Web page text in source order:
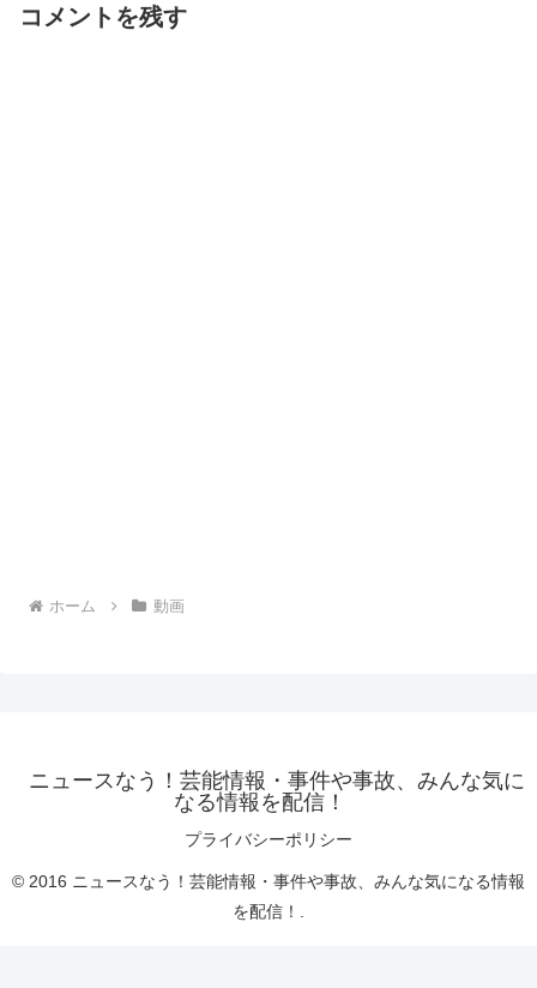
コメントを残す
ホーム 動画
ニュースなう！芸能情報・事件や事故、みんな気に
なる情報を配信！
プライバシーポリシー
© 2016 ニュースなう！芸能情報・事件や事故、みんな気になる情報
を配信！.